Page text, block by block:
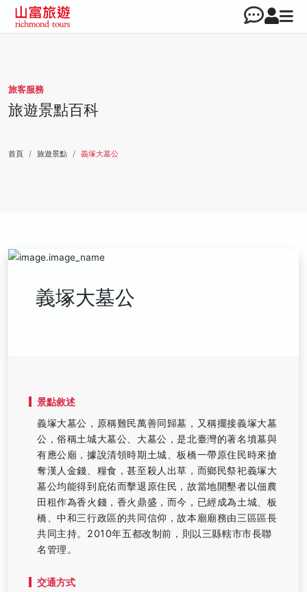
旅客服務
旅遊景點百科
首頁 旅遊景點 義塚大墓公
義塚大墓公
景點敘述
義塚大墓公，原稱難民萬善同歸墓，又稱擺接義塚大墓
公，俗稱土城大墓公、大墓公，是北臺灣的著名墳墓與
有應公廟，據說清領時期土城、板橋一帶原住民時來搶
奪漢人金錢、糧食，甚至殺人出草，而鄉民祭祀義塚大
墓公均能得到庇佑而擊退原住民，故當地開墾者以佃農
田租作為香火錢，香火鼎盛，而今，已經成為土城、板
橋、中和三行政區的共同信仰，故本廟廟務由三區區長
共同主持。2010年五都改制前，則以三縣轄市市長聯
名管理。
交通方式